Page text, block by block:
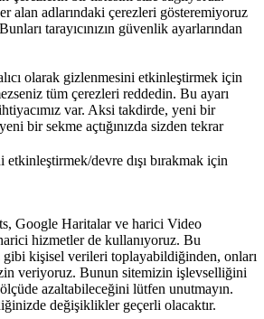
alan adlarındaki çerezleri gösteremiyoruz
tarayıcınızın güvenlik ayarlarından
olarak gizlenmesini etkinleştirmek için
tüm çerezleri reddedin. Bu ayarı
var. Aksi takdirde, yeni bir
bir sekme açtığınızda sizden tekrar
etkinleştirmek/devre dışı bırakmak için
Google Haritalar ve harici Video
hizmetler de kullanıyoruz. Bu
gibi kişisel verileri toplayabildiğinden, onları
veriyoruz. Bunun sitemizin işlevselliğini
azaltabileceğini lütfen unutmayın.
değişiklikler geçerli olacaktır.